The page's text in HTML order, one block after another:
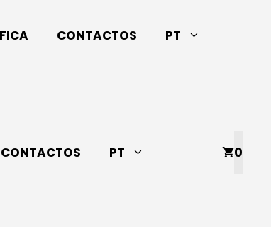
CONTACTOS PT
CONTACTOS PT 0